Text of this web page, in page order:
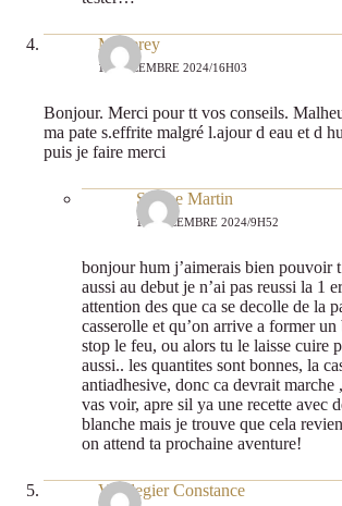
Misserey
11 DÉCEMBRE 2024/16H03
Bonjour. Merci pour tt vos conseils.
ma pate s.effrite malgré l.ajour d eau et d
puis je faire merci
Sabine Martin
12 DÉCEMBRE 2024/9H52
bonjour hum j’aimerais bien pouvoir
aussi au debut je n’ai pas reussi la 1
attention des que ca se decolle de la
casserolle et qu’on arrive a former un
stop le feu, ou alors tu le laisse cuire
aussi.. les quantites sont bonnes, la
antiadhesive, donc ca devrait marche
vas voir, apre sil ya une recette avec
blanche mais je trouve que cela
on attend ta prochaine aventure!
Villelegier Constance